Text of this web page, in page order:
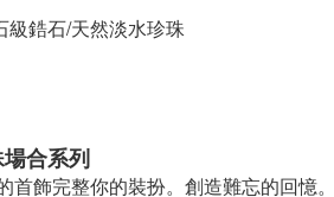
石/天然淡水珍珠
x 7mm
合系列
飾完整你的裝扮。創造難忘的回憶。